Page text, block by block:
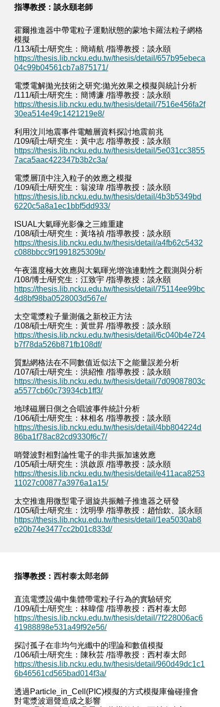
指導教授：談永頤老師
霍爾推進器中帶電粒子運動狀態的蒙地卡羅法粒子網格
模擬
/113/碩士/研究生：簡靖航 /指導教授：談永頤
https://thesis.lib.ncku.edu.tw/thesis/detail/657b95ebeca
04c99b04561cb7a875171/
電漿電解拋光技術之研究:拋光效果之模擬與統計分析
/111/碩士/研究生：簡博濂 /指導教授：談永頤
https://thesis.lib.ncku.edu.tw/thesis/detail/7516e456fa2f
30ea514e49c1421219e8/
利用汶川地震事件電離層資料探討地震前兆
/109/碩士/研究生：黃中志 /指導教授：談永頤
https://thesis.lib.ncku.edu.tw/thesis/detail/5e031cc3855
7aca5aac422347b3b2c3a/
電漿層頂中注入粒子的效應之模擬
/109/碩士/研究生：翁浚瑋 /指導教授：談永頤
https://thesis.lib.ncku.edu.tw/thesis/detail/4b3b5349bd
6220c5a8a1ec1bbf5dd933/
ISUAL大氣暉光影像之三維重建
/108/碩士/研究生：黃垎禎 /指導教授：談永頤
https://thesis.lib.ncku.edu.tw/thesis/detail/a4fb62c5432
c088bbcc9f1991825309b/
午夜溫度極大效應與大氣暉光增強連動性之觀測與分析
/108/博士/研究生：江致宇 /指導教授：談永頤
https://thesis.lib.ncku.edu.tw/thesis/detail/75114ee99bc
4d8bf98ba0528003d567e/
太空電漿粒子量測儀之新校正方法
/108/碩士/研究生：黃世昇 /指導教授：談永頤
https://thesis.lib.ncku.edu.tw/thesis/detail/6c040b4e724
b7f78da526b871fb108df/
質點網格法在不同數值近似法下之能量誤差分析
/107/碩士/研究生：洪紹惟 /指導教授：談永頤
https://thesis.lib.ncku.edu.tw/thesis/detail/7d09087803c
a5577cb60c73934cb1ff3/
地球磁層日側之合唱波事件統計分析
/106/碩士/研究生：林相名 /指導教授：談永頤
https://thesis.lib.ncku.edu.tw/thesis/detail/4bb804224d
86ba1f78ac82cd9330f6c7/
哨聲波對相對論性電子的非共振加速效應
/105/碩士/研究生：洪啟原 /指導教授：談永頤
https://thesis.lib.ncku.edu.tw/thesis/detail/e411aca8253
11027c00877a3976a1a15/
太空推進用微型電子迴旋共振離子推進器之研發
/105/碩士/研究生：沈明學 /指導教授：趙怡欽、談永頤
https://thesis.lib.ncku.edu.tw/thesis/detail/1ea5030ab8
e20b74e3477cc2b01c833d/
指導教授：西村泰太郎老師
直流電漿設備中集體帶電粒子行為的實驗研究
/109/碩士/研究生：林暐儒 /指導教授：西村泰太郎
https://thesis.lib.ncku.edu.tw/thesis/detail/7f228006ac6
41988898e531a49f92e56/
探討孤子在非均勻光纖中的理論和數值模擬
/106/碩士/研究生：陳秋芸 /指導教授：西村泰太郎
https://thesis.lib.ncku.edu.tw/thesis/detail/960d49dc1c1
6b46561cd565bad014f3a/
透過Particle_in_Cell(PIC)模擬的方式模擬庫倫碰撞會
對電漿波迴聲造成之影響